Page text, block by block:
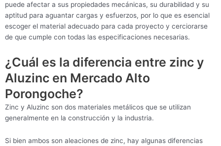
puede afectar a sus propiedades mecánicas, su durabilidad y su
aptitud para aguantar cargas y esfuerzos, por lo que es esencial
escoger el material adecuado para cada proyecto y cerciorarse
de que cumple con todas las especificaciones necesarias.
¿Cuál es la diferencia entre zinc y
Aluzinc en Mercado Alto
Porongoche?
Zinc y Aluzinc son dos materiales metálicos que se utilizan
generalmente en la construcción y la industria.
Si bien ambos son aleaciones de zinc, hay algunas diferencias